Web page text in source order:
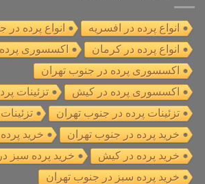
انواع پرده در افسریه
انواع پرده در
انواع پرده در کرمان
اکسسوری
اکسسوری پرده در جنوب تهران
اکسسوری پرده در کیش
تزئینات
تزئینات پرده در جنوب تهران
خرید پرده در جنوب تهران
خرید
خرید پرده در کیش
خرید پرده سبز
خرید پرده سبز در جنوب تهران